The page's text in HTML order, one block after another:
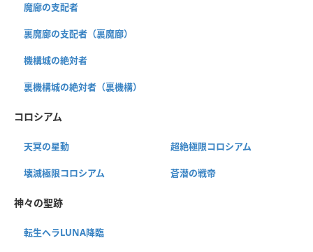
魔廊の支配者
裏魔廊の支配者（裏魔廊）
機構城の絶対者
裏機構城の絶対者（裏機構）
コロシアム
天冥の星動 超絶極限コロシアム
壊滅極限コロシアム 蒼潜の戦帝
神々の聖跡
転生ヘラLUNA降臨